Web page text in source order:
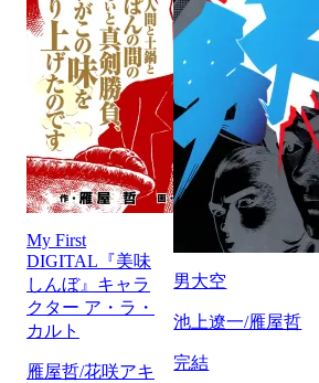
My First
DIGITAL『美味
しんぼ』キャラ
クター ア・ラ・
カルト
雁屋哲/花咲アキ
男大空
池上遼一/雁屋哲
完結